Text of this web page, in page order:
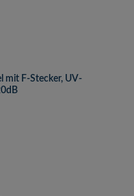
mit F-Stecker, UV-